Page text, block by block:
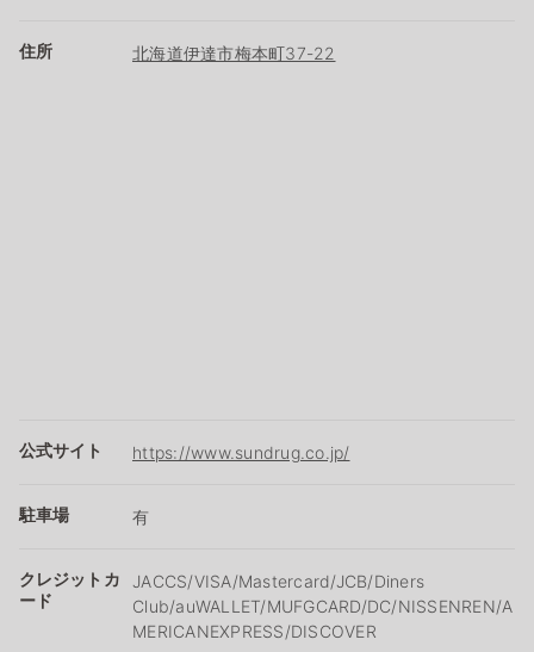
住所 北海道伊達市梅本町37-22
公式サイト https://www.sundrug.co.jp/
駐車場 有
クレジットカ
ード
JACCS/VISA/Mastercard/JCB/Diners
Club/auWALLET/MUFGCARD/DC/NISSENREN/A
MERICANEXPRESS/DISCOVER